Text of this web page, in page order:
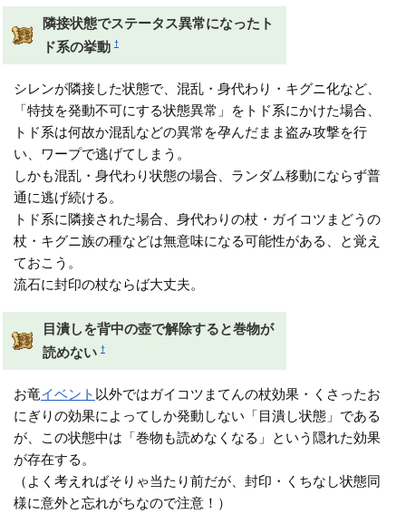
隣接状態でステータス異常になったト
ド系の挙動 †
シレンが隣接した状態で、混乱・身代わり・キグニ化など、
「特技を発動不可にする状態異常」をトド系にかけた場合、
トド系は何故か混乱などの異常を孕んだまま盗み攻撃を行
い、ワープで逃げてしまう。
しかも混乱・身代わり状態の場合、ランダム移動にならず普
通に逃げ続ける。
トド系に隣接された場合、身代わりの杖・ガイコツまどうの
杖・キグニ族の種などは無意味になる可能性がある、と覚え
ておこう。
流石に封印の杖ならば大丈夫。
目潰しを背中の壺で解除すると巻物が
読めない †
お竜イベント 以外ではガイコツまてんの杖効果・くさったお
にぎりの効果によってしか発動しない「目潰し状態」である
が、この状態中は「巻物も読めなくなる」という隠れた効果
が存在する。
（よく考えればそりゃ当たり前だが、封印・くちなし状態同
様に意外と忘れがちなので注意！）